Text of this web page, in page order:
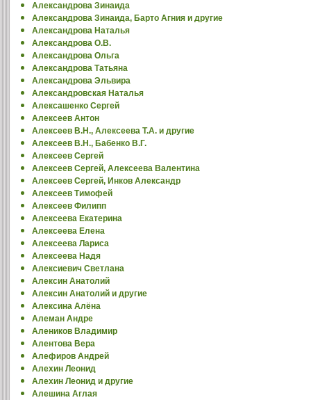
Александрова Зинаида
Александрова Зинаида, Барто Агния и другие
Александрова Наталья
Александрова О.В.
Александрова Ольга
Александрова Татьяна
Александрова Эльвира
Александровская Наталья
Алексашенко Сергей
Алексеев Антон
Алексеев В.Н., Алексеева Т.А. и другие
Алексеев В.Н., Бабенко В.Г.
Алексеев Сергей
Алексеев Сергей, Алексеева Валентина
Алексеев Сергей, Инков Александр
Алексеев Тимофей
Алексеев Филипп
Алексеева Екатерина
Алексеева Елена
Алексеева Лариса
Алексеева Надя
Алексиевич Светлана
Алексин Анатолий
Алексин Анатолий и другие
Алексина Алёна
Алеман Андре
Алеников Владимир
Алентова Вера
Алефиров Андрей
Алехин Леонид
Алехин Леонид и другие
Алешина Аглая